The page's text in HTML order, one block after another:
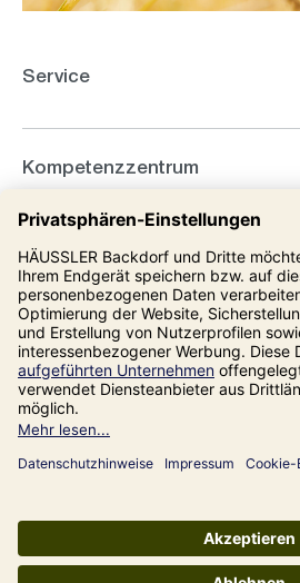
Service
Kompetenzzentrum
Informationen
Unsere Adresse
Alle Preise inkl. gesetzl. Mehrwertsteuer